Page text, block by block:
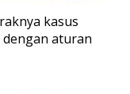
kasus
aturan